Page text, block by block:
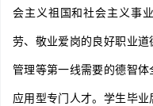
会主义祖国和社会主义事
劳、敬业爱岗的良好职业道
管理等第一线需要的德智
应用型专门人才。学生毕